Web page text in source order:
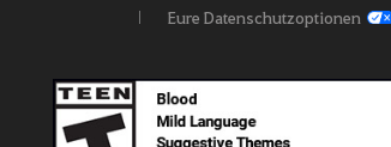
Eure Datenschutzoptionen